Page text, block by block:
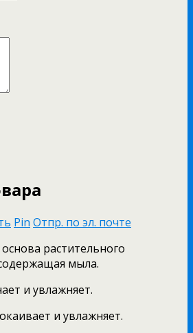
Pin Отпр. по эл. почте
растительного
мыла.
и увлажняет.
и увлажняет.